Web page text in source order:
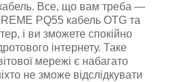
Все, що вам треба —
PQ55 кабель OTG та
і ви зможете спокійно
інтернету. Таке
мережі є набагато
не зможе відслідкувати